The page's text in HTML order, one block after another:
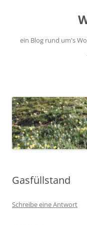
ein Blog rund um's
Gasfüllstand
Schreibe eine Antwort